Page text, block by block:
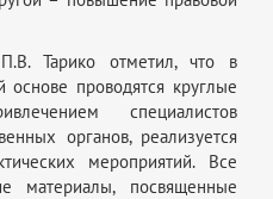
Тарико отметил, что в
основе проводятся круглые
специалистов
органов, реализуется
мероприятий. Все
материалы, посвященные